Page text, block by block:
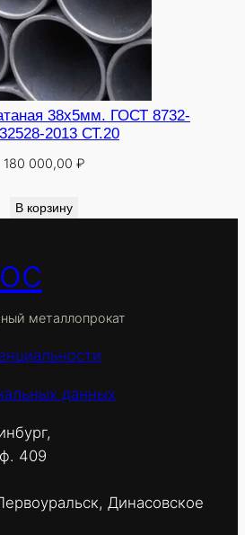
38х5мм. ГОСТ 8732-
2013 СТ.20
180 000,00 ₽
В корзину
металлопрокат
данных
409
Динасовское